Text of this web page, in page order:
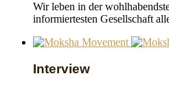
Wir leben in der
informiertesten Gesellschaft
Interview